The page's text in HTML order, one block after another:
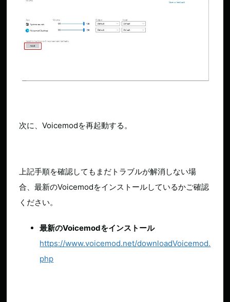
次に、Voicemodを再起動する。
上記手順を確認してもまだトラブルが解消しない場
合、最新のVoicemodをインストールしているかご確認
ください。
最新のVoicemodをインストール
https://www.voicemod.net/downloadVoicemod.
php